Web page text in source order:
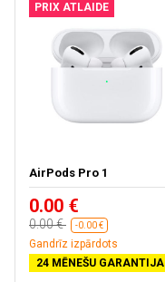
PRIX ATLAIDE
AirPods Pro 1
0.00 €
0.00 € -0.00 €
Gandrīz izpārdots
24 MĒNEŠU GARANTIJA